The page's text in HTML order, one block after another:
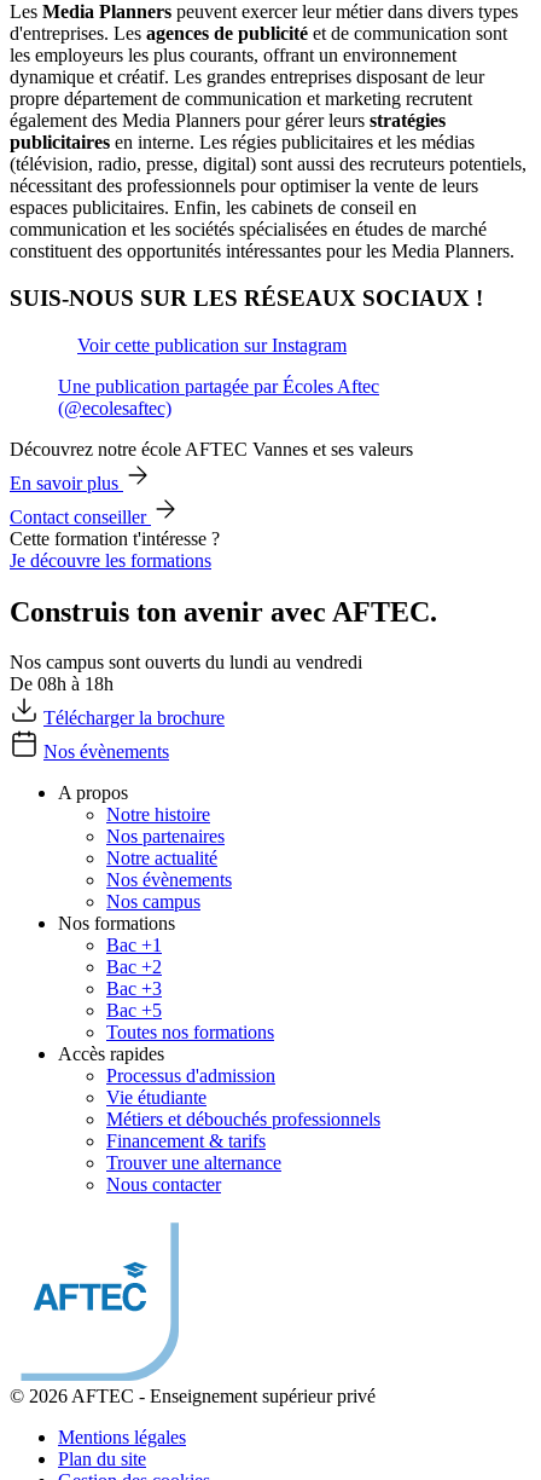
Les Media Planners peuvent exercer leur métier dans divers types
d'entreprises. Les agences de publicité et de communication sont
les employeurs les plus courants, offrant un environnement
dynamique et créatif. Les grandes entreprises disposant de leur
propre département de communication et marketing recrutent
également des Media Planners pour gérer leurs stratégies
publicitaires en interne. Les régies publicitaires et les médias
(télévision, radio, presse, digital) sont aussi des recruteurs potentiels,
nécessitant des professionnels pour optimiser la vente de leurs
espaces publicitaires. Enfin, les cabinets de conseil en
communication et les sociétés spécialisées en études de marché
constituent des opportunités intéressantes pour les Media Planners.
SUIS-NOUS SUR LES RÉSEAUX SOCIAUX !
Voir cette publication sur Instagram
Une publication partagée par Écoles Aftec
(@ecolesaftec)
Découvrez notre école AFTEC Vannes et ses valeurs
En savoir plus
Contact conseiller
Cette formation t'intéresse ?
Je découvre les formations
Construis ton avenir avec AFTEC.
Nos campus sont ouverts du lundi au vendredi
De 08h à 18h
Télécharger la brochure
Nos évènements
A propos
Notre histoire
Nos partenaires
Notre actualité
Nos évènements
Nos campus
Nos formations
Bac +1
Bac +2
Bac +3
Bac +5
Toutes nos formations
Accès rapides
Processus d'admission
Vie étudiante
Métiers et débouchés professionnels
Financement & tarifs
Trouver une alternance
Nous contacter
© 2026 AFTEC - Enseignement supérieur privé
Mentions légales
Plan du site